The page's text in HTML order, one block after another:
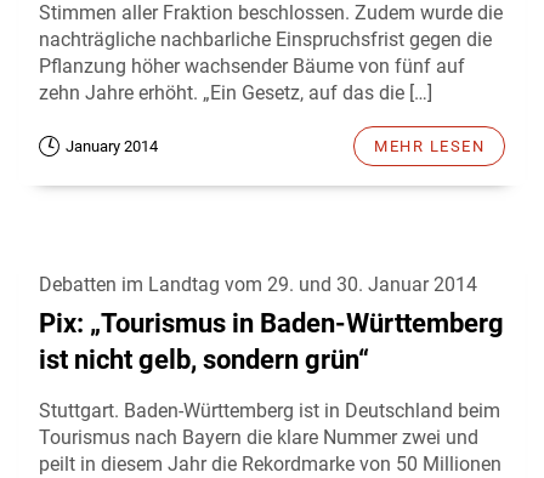
Stimmen aller Fraktion beschlossen. Zudem wurde die
nachträgliche nachbarliche Einspruchsfrist gegen die
Pflanzung höher wachsender Bäume von fünf auf
zehn Jahre erhöht. „Ein Gesetz, auf das die […]
January 2014 MEHR LESEN
Debatten im Landtag vom 29. und 30. Januar 2014
Pix: „Tourismus in Baden-Württemberg
ist nicht gelb, sondern grün“
Stuttgart. Baden-Württemberg ist in Deutschland beim
Tourismus nach Bayern die klare Nummer zwei und
peilt in diesem Jahr die Rekordmarke von 50 Millionen